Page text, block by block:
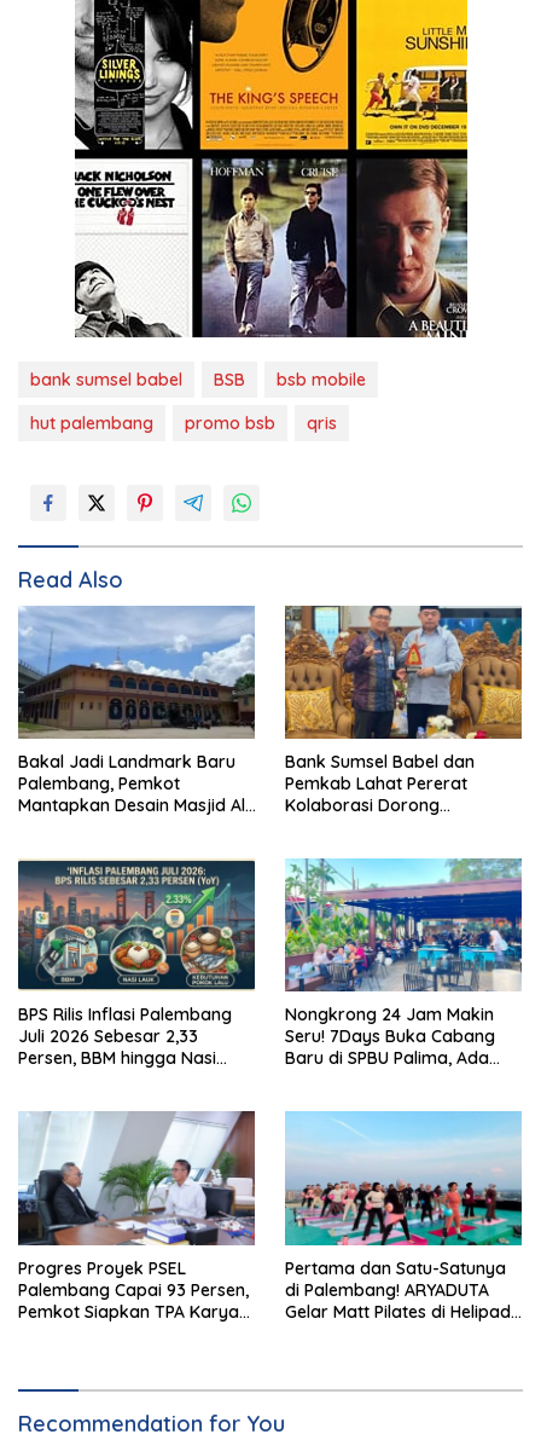
bank sumsel babel BSB
bsb mobile
hut palembang
promo bsb qris
Read Also
Bakal Jadi Landmark Baru
Palembang, Pemkot
Mantapkan Desain Masjid Al
Bank Sumsel Babel dan
Pemkab Lahat Pererat
Kolaborasi Dorong
BPS Rilis Inflasi Palembang
Juli 2026 Sebesar 2,33
Persen, BBM hingga Nasi
Nongkrong 24 Jam Makin
Seru! 7Days Buka Cabang
Baru di SPBU Palima, Ada
Progres Proyek PSEL
Palembang Capai 93 Persen,
Pemkot Siapkan TPA Karya
Pertama dan Satu-Satunya
di Palembang! ARYADUTA
Gelar Matt Pilates di Helipad
Recommendation for You